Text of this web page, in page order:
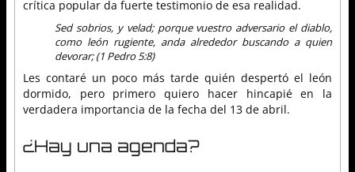
crítica popular da fuerte testimonio de esa realidad.
Sed sobrios, y velad; porque vuestro adversario el diablo,
como león rugiente, anda alrededor buscando a quien
devorar; (1 Pedro 5:8)
Les contaré un poco más tarde quién despertó el león
dormido, pero primero quiero hacer hincapié en la
verdadera importancia de la fecha del 13 de abril.
¿Hay una agenda?